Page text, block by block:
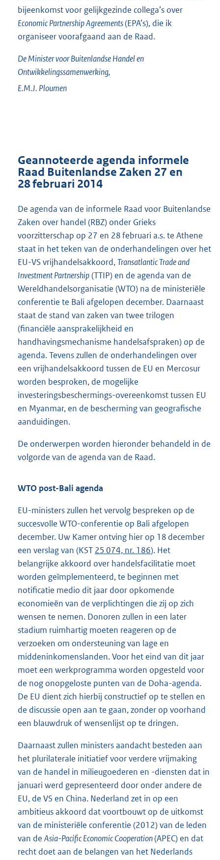
bijeenkomst voor gelijkgezinde collega’s over
Economic Partnership Agreements(EPA’s), die ik
organiseer voorafgaand aan de Raad.
De Minister voor Buitenlandse Handel en
Ontwikkelingssamenwerking,
E.M.J. Ploumen
Geannoteerde agenda informele
Raad Buitenlandse Zaken 27 en
28 februari 2014
De agenda van de informele Raad voor Buitenlandse
Zaken over handel (RBZ) onder Grieks
voorzitterschap op 27 en 28 februari a.s. te Athene
staat in het teken van de onderhandelingen over het
EU-VS vrijhandelsakkoord,Transatlantic Trade and
Investment Partnership(TTIP) en de agenda van de
Wereldhandelsorganisatie (WTO) na de ministeriële
conferentie te Bali afgelopen december. Daarnaast
staat de stand van zaken van twee trilogen
(financiële aansprakelijkheid en
handhavingsmechanisme handelsafspraken) op de
agenda. Tevens zullen de onderhandelingen over
een vrijhandelsakkoord tussen de EU en Mercosur
worden besproken, de mogelijke
investeringsbeschermings-overeenkomst tussen EU
en Myanmar, en de bescherming van geografische
aanduidingen.
De onderwerpen worden hieronder behandeld in de
volgorde van de agenda van de Raad.
WTO post-Bali agenda
EU-ministers zullen het vervolg bespreken op de
succesvolle WTO-conferentie op Bali afgelopen
december. Uw Kamer ontving hier op 18 december
een verslag van (KST 25 074, nr. 186). Het
belangrijke akkoord over handelsfacilitatie moet
worden geïmplementeerd, te beginnen met
notificatie medio dit jaar door opkomende
economieën van de verplichtingen die zij op zich
wensen te nemen. Donoren zullen in een later
stadium ruimhartig moeten reageren op de
verzoeken om ondersteuning van lage en
middeninkomenslanden. Voor het eind van dit jaar
moet een werkprogramma worden opgesteld voor
de nog onopgeloste punten van de Doha-agenda.
De EU dient zich hierbij constructief op te stellen en
de discussie open aan te gaan, zonder op voorhand
een blauwdruk of wensenlijst op te dringen.
Daarnaast zullen ministers aandacht besteden aan
het plurilaterale initiatief voor verdere vrijmaking
van de handel in milieugoederen en -diensten dat in
januari werd gepresenteerd door onder andere de
EU, de VS en China. Nederland zet in op een
ambitieus akkoord dat voortbouwt op de uitkomst
van de ministeriële conferentie (2012) van de leden
van de Asia-Pacific Economic Cooperation(APEC) en dat
recht doet aan de belangen van het Nederlands